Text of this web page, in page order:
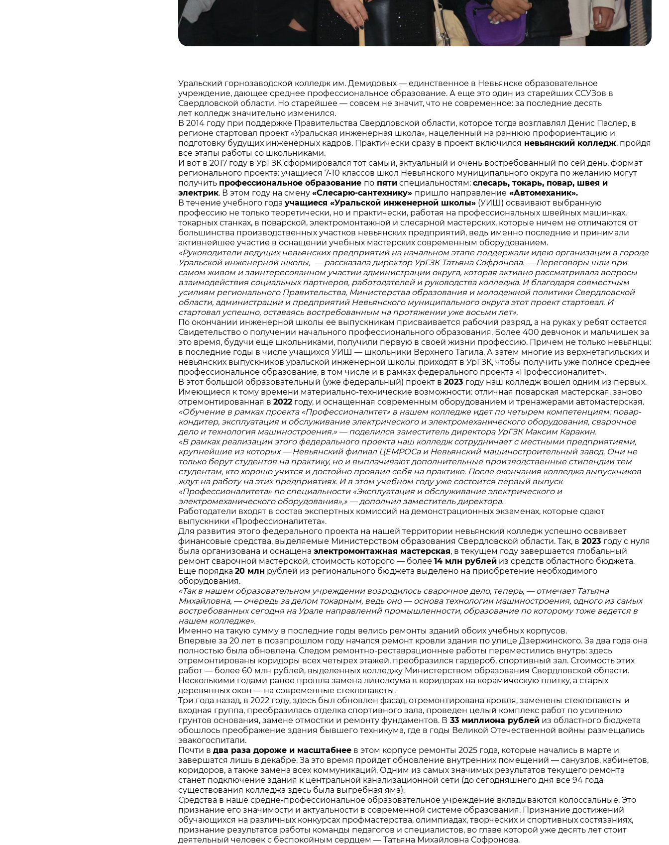
Уральский горнозаводской колледж им. Демидовых — единственное в Невьянске образовательное
учреждение, дающее среднее профессиональное образование. А еще это один из старейших ССУЗов в
Свердловской области. Но старейшее — совсем не значит, что не современное: за последние десять
лет колледж значительно изменился.
В 2014 году при поддержке Правительства Свердловской области, которое тогда возглавлял Денис Паслер, в
регионе стартовал проект «Уральская инженерная школа», нацеленный на раннюю профориентацию и
подготовку будущих инженерных кадров. Практически сразу в проект включился невьянский колледж, пройдя
все этапы работы со школьниками.
И вот в 2017 году в УрГЗК сформировался тот самый, актуальный и очень востребованный по сей день, формат
регионального проекта: учащиеся 7-10 классов школ Невьянского муниципального округа по желанию могут
получить профессиональное образование по пяти специальностям:слесарь, токарь, повар, швея и
электрик. В этом году на смену«Слесарю-сантехнику» пришло направление «Автомеханик».
В течение учебного годаучащиеся «Уральской инженерной школы» (УИШ) осваивают выбранную
профессию не только теоретически, но и практически, работая на профессиональных швейных машинках,
токарных станках, в поварской, электромонтажной и слесарной мастерских, которые ничем не отличаются от
большинства производственных участков невьянских предприятий, ведь именно последние и принимали
активнейшее участие в оснащении учебных мастерских современным оборудованием.
«Руководители ведущих невьянских предприятий на начальном этапе поддержали идею организации в городе
Уральской инженерной школы, — рассказала директор УрГЗК Татьяна Софронова. — Переговоры шли при
самом живом и заинтересованном участии администрации округа, которая активно рассматривала вопросы
взаимодействия социальных партнеров, работодателей и руководства колледжа. И благодаря совместным
усилиям регионального Правительства, Министерства образования и молодежной политики Свердловской
области, администрации и предприятий Невьянского муниципального округа этот проект стартовал. И
стартовал успешно, оставаясь востребованным на протяжении уже восьми лет».
По окончании инженерной школы ее выпускникам присваивается рабочий разряд, а на руках у ребят остается
Свидетельство о получении начального профессионального образования. Более 400 девчонок и мальчишек за
это время, будучи еще школьниками, получили первую в своей жизни профессию. Причем не только невьянцы:
в последние годы в числе учащихся УИШ — школьники Верхнего Тагила. А затем многие из верхнетагильских и
невьянских выпускников уральской инженерной школы приходят в УрГЗК, чтобы получить уже полное среднее
профессиональное образование, в том числе и в рамках федерального проекта «Профессионалитет».
В этот большой образовательный (уже федеральный) проект в2023 году наш колледж вошел одним из первых.
Имеющиеся к тому времени материально-технические возможности: отличная поварская мастерская, заново
отремонтированная в2022 году, и оснащенная современным оборудованием и тренажерами автомастерская.
«Обучение в рамках проекта «Профессионалитет» в нашем колледже идет по четырем компетенциям: повар-
кондитер, эксплуатация и обслуживание электрического и электромеханического оборудования, сварочное
дело и технология машиностроения.» — поделился заместитель директора УрГЗК Максим Каракин.
«В рамках реализации этого федерального проекта наш колледж сотрудничает с местными предприятиями,
крупнейшие из которых — Невьянский филиал ЦЕМРОСа и Невьянский машиностроительный завод. Они не
только берут студентов на практику, но и выплачивают дополнительные производственные стипендии тем
студентам, кто хорошо учится и достойно проявил себя на практике. После окончания колледжа выпускников
ждут на работу на этих предприятиях. И в этом учебном году уже состоится первый выпуск
«Профессионалитета» по специальности «Эксплуатация и обслуживание электрического и
электромеханического оборудования»,» — дополнил заместитель директора.
Работодатели входят в состав экспертных комиссий на демонстрационных экзаменах, которые сдают
выпускники «Профессионалитета».
Для развития этого федерального проекта на нашей территории невьянский колледж успешно осваивает
финансовые средства, выделяемые Министерством образования Свердловской области. Так, в 2023 году с нуля
была организована и оснащенаэлектромонтажная мастерская, в текущем году завершается глобальный
ремонт сварочной мастерской, стоимость которого — более14 млн рублей из средств областного бюджета.
Еще порядка20 млн рублей из регионального бюджета выделено на приобретение необходимого
оборудования.
«Так в нашем образовательном учреждении возродилось сварочное дело, теперь, — отмечает Татьяна
Михайловна, — очередь за делом токарным, ведь оно — основа технологии машиностроения, одного из самых
востребованных сегодня на Урале направлений промышленности, образование по которому тоже ведется в
нашем колледже».
Именно на такую сумму в последние годы велись ремонты зданий обоих учебных корпусов.
Впервые за 20 лет в позапрошлом году начался ремонт кровли здания по улице Дзержинского. За два года она
полностью была обновлена. Следом ремонтно-реставрационные работы переместились внутрь: здесь
отремонтированы коридоры всех четырех этажей, преобразился гардероб, спортивный зал. Стоимость этих
работ — более 60 млн рублей, выделенных колледжу Министерством образования Свердловской области.
Несколькими годами ранее прошла замена линолеума в коридорах на керамическую плитку, а старых
деревянных окон — на современные стеклопакеты.
Три года назад, в 2022 году, здесь был обновлен фасад, отремонтирована кровля, заменены стеклопакеты и
входная группа, преобразилась отделка спортивного зала, проведен целый комплекс работ по усилению
грунтов основания, замене отмостки и ремонту фундаментов. В 33 миллиона рублей из областного бюджета
обошлось преображение здания бывшего техникума, где в годы Великой Отечественной войны размещались
эвакогоспитали.
Почти вдва раза дороже и масштабнее в этом корпусе ремонты 2025 года, которые начались в марте и
завершатся лишь в декабре. За это время пройдет обновление внутренних помещений — санузлов, кабинетов,
коридоров, а также замена всех коммуникаций. Одним из самых значимых результатов текущего ремонта
станет подключение здания к центральной канализационной сети (до сегодняшнего дня все 94 года
существования колледжа здесь была выгребная яма).
Средства в наше средне-профессиональное образовательное учреждение вкладываются колоссальные. Это
признание его значимости и актуальности в современной системе образования. Признание достижений
обучающихся на различных конкурсах профмастерства, олимпиадах, творческих и спортивных состязаниях,
признание результатов работы команды педагогов и специалистов, во главе которой уже десять лет стоит
деятельный человек с беспокойным сердцем — Татьяна Михайловна Софронова.